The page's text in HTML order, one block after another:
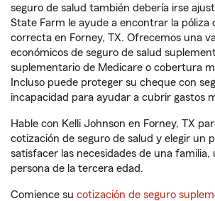
seguro de salud también debería irse
State Farm le ayude a encontrar la póliza
correcta en Forney, TX. Ofrecemos una
económicos de seguro de salud
suplementario de Medicare o cobertura
Incluso puede proteger su cheque con
incapacidad para ayudar a cubrir gastos
Hable con Kelli Johnson en Forney, TX
cotización de seguro de salud y elegir un
satisfacer las necesidades de una familia,
persona de la tercera edad.
Comience su cotización de seguro